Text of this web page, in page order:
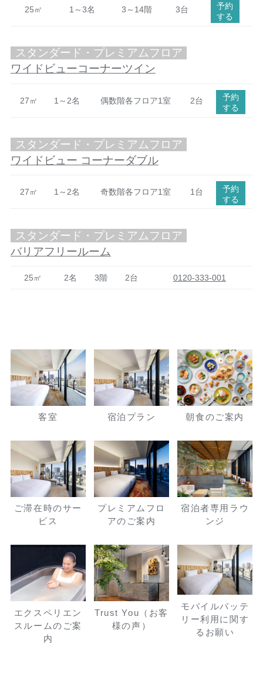
25㎡ 1～3名 3～14階 3台
予約
する
スタンダード・プレミアムフロア
ワイドビューコーナーツイン
27㎡ 1～2名 偶数階各フロア1室 2台
予約
する
スタンダード・プレミアムフロア
ワイドビュー コーナーダブル
27㎡ 1～2名 奇数階各フロア1室 1台
予約
する
スタンダード・プレミアムフロア
バリアフリールーム
25㎡ 2名 3階 2台 0120-333-001
客室 宿泊プラン 朝食のご案内
ご滞在時のサー
ビス
プレミアムフロ
アのご案内
宿泊者専用ラウ
ンジ
エクスペリエン
スルームのご案
内
Trust You（お客
様の声）
モバイルバッテ
リー利用に関す
るお願い